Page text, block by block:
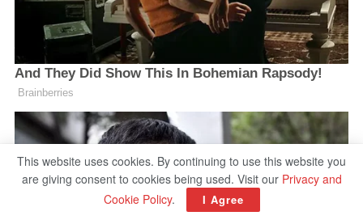
This website uses cookies. By continuing to use this website you
are giving consent to cookies being used. Visit our Privacy and
Cookie Policy. I Agree